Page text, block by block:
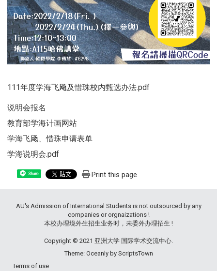
111年度学海飞飏及惜珠校内甄选办法.pdf
说明会报名
教育部学海计画网站
学海飞飏、惜珠申请表单
学海说明会.pdf
Share Print this page
AU's Admission of International Students is not outsourced by any
companies or orgnaizations !
本校办理境外生招生业务时，未委外办理招生 !
Copyright © 2021 亚洲大学 国际学术交流中心.
Theme: Oceanly by ScriptsTown
Terms of use